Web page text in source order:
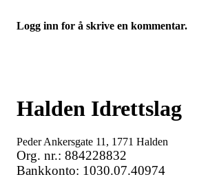
Logg inn for å skrive en kommentar.
Halden Idrettslag
Peder Ankersgate 11, 1771 Halden
Org. nr.: 884228832
Bankkonto: 1030.07.40974